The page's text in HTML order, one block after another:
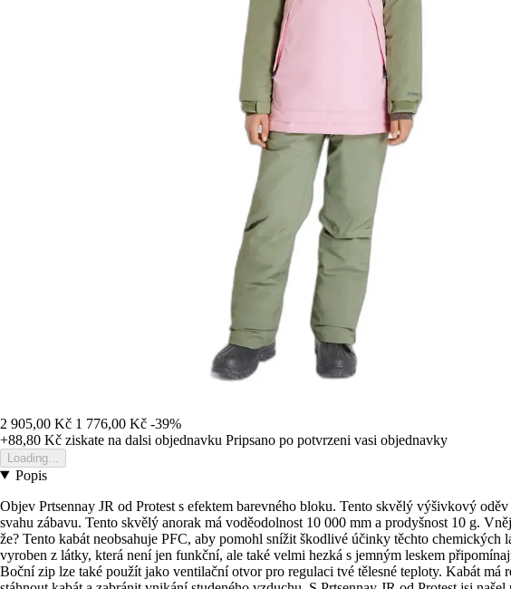
2 905,00 Kč 1 776,00 Kč -39%
+88,80 Kč ziskate na dalsi objednavku Pripsano po potvrzeni vasi objednavky
Loading...
Popis
Objev Prtsennay JR od Protest s efektem barevného bloku. Tento skvělý výšivkový
svahu zábavu. Tento skvělý anorak má voděodolnost 10 000 mm a prodyšnost 10 g.
že? Tento kabát neobsahuje PFC, aby pomohl snížit škodlivé účinky těchto
vyroben z látky, která není jen funkční, ale také velmi hezká s jemným leskem
Boční zip lze také použít jako ventilační otvor pro regulaci tvé tělesné teploty. Kabát